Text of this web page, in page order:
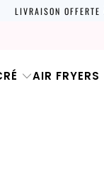
LIVRAISON
AIR FRYERS